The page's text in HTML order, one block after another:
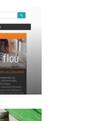
flou